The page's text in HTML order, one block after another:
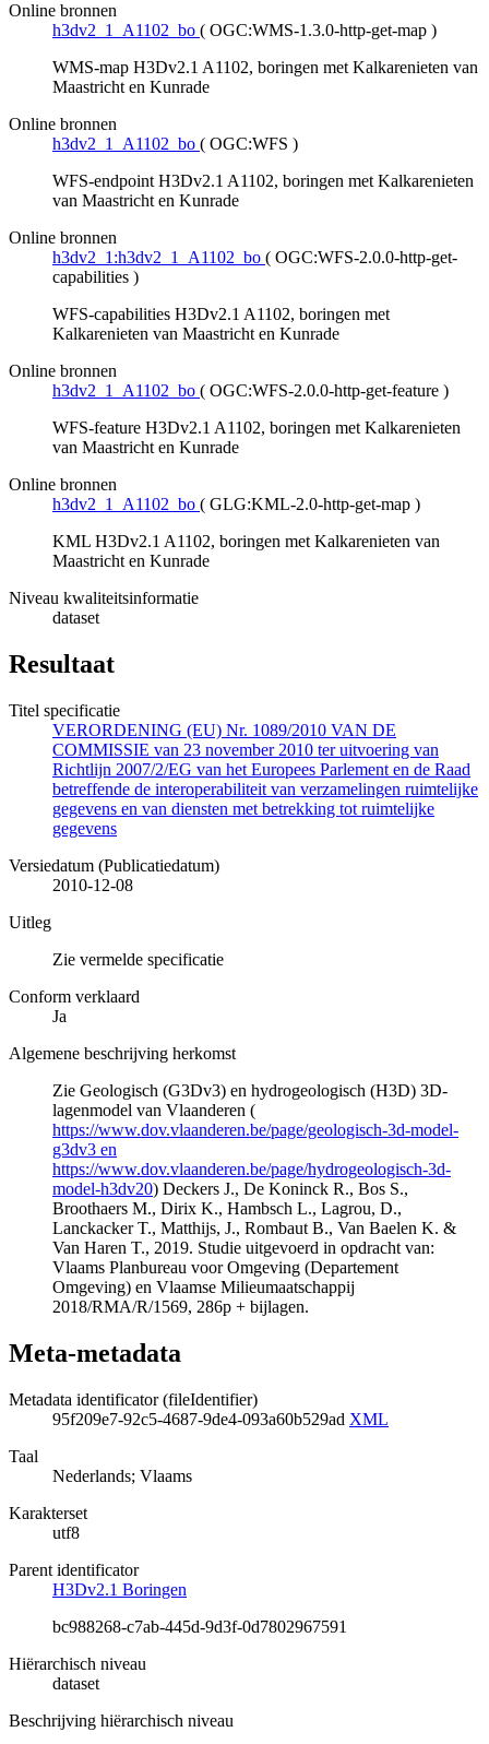
Online bronnen
h3dv2_1_A1102_bo ( OGC:WMS-1.3.0-http-get-map )
WMS-map H3Dv2.1 A1102, boringen met Kalkarenieten van
Maastricht en Kunrade
Online bronnen
h3dv2_1_A1102_bo ( OGC:WFS )
WFS-endpoint H3Dv2.1 A1102, boringen met Kalkarenieten
van Maastricht en Kunrade
Online bronnen
h3dv2_1:h3dv2_1_A1102_bo ( OGC:WFS-2.0.0-http-get-
capabilities )
WFS-capabilities H3Dv2.1 A1102, boringen met
Kalkarenieten van Maastricht en Kunrade
Online bronnen
h3dv2_1_A1102_bo ( OGC:WFS-2.0.0-http-get-feature )
WFS-feature H3Dv2.1 A1102, boringen met Kalkarenieten
van Maastricht en Kunrade
Online bronnen
h3dv2_1_A1102_bo ( GLG:KML-2.0-http-get-map )
KML H3Dv2.1 A1102, boringen met Kalkarenieten van
Maastricht en Kunrade
Niveau kwaliteitsinformatie
dataset
Resultaat
Titel specificatie
VERORDENING (EU) Nr. 1089/2010 VAN DE
COMMISSIE van 23 november 2010 ter uitvoering van
Richtlijn 2007/2/EG van het Europees Parlement en de Raad
betreffende de interoperabiliteit van verzamelingen ruimtelijke
gegevens en van diensten met betrekking tot ruimtelijke
gegevens
Versiedatum (Publicatiedatum)
2010-12-08
Uitleg
Zie vermelde specificatie
Conform verklaard
Ja
Algemene beschrijving herkomst
Zie Geologisch (G3Dv3) en hydrogeologisch (H3D) 3D-
lagenmodel van Vlaanderen (
https://www.dov.vlaanderen.be/page/geologisch-3d-model-
g3dv3 en
https://www.dov.vlaanderen.be/page/hydrogeologisch-3d-
model-h3dv20) Deckers J., De Koninck R., Bos S.,
Broothaers M., Dirix K., Hambsch L., Lagrou, D.,
Lanckacker T., Matthijs, J., Rombaut B., Van Baelen K. &
Van Haren T., 2019. Studie uitgevoerd in opdracht van:
Vlaams Planbureau voor Omgeving (Departement
Omgeving) en Vlaamse Milieumaatschappij
2018/RMA/R/1569, 286p + bijlagen.
Meta-metadata
Metadata identificator (fileIdentifier)
95f209e7-92c5-4687-9de4-093a60b529ad XML
Taal
Nederlands; Vlaams
Karakterset
utf8
Parent identificator
H3Dv2.1 Boringen
bc988268-c7ab-445d-9d3f-0d7802967591
Hiërarchisch niveau
dataset
Beschrijving hiërarchisch niveau